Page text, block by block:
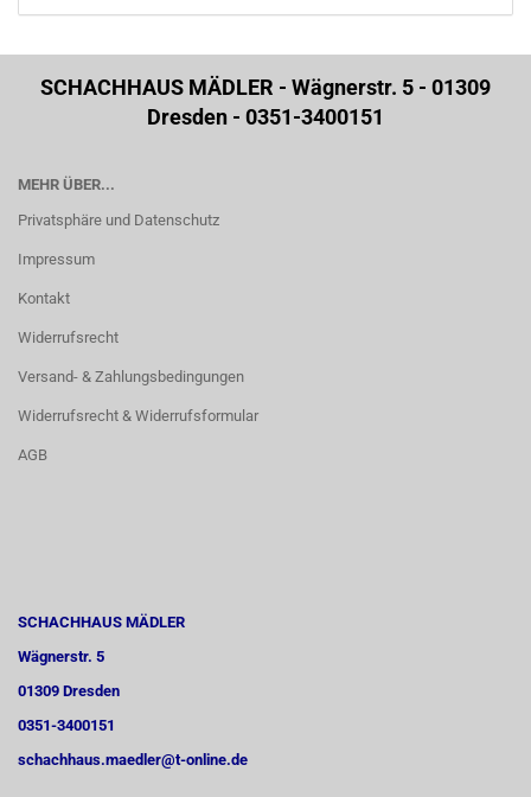
SCHACHHAUS MÄDLER - Wägnerstr. 5 - 01309
Dresden - 0351-3400151
MEHR ÜBER...
Privatsphäre und Datenschutz
Impressum
Kontakt
Widerrufsrecht
Versand- & Zahlungsbedingungen
Widerrufsrecht & Widerrufsformular
AGB
SCHACHHAUS MÄDLER
Wägnerstr. 5
01309 Dresden
0351-3400151
schachhaus.maedler@t-online.de